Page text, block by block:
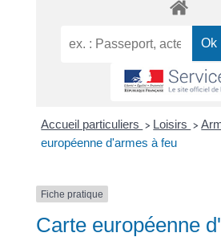
Accueil particuliers > Loisirs >
européenne d'armes à feu
Fiche pratique
Carte européenne